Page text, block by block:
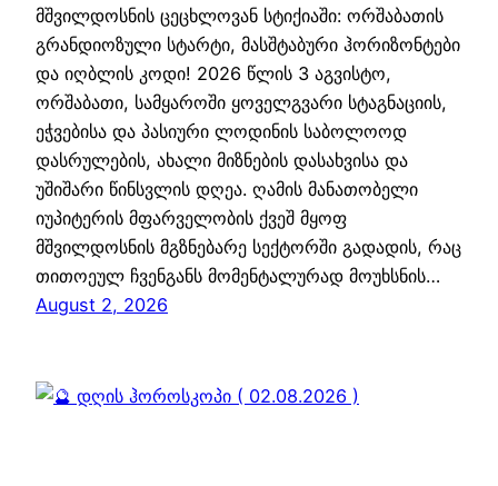
მშვილდოსნის ცეცხლოვან სტიქიაში: ორშაბათის
გრანდიოზული სტარტი, მასშტაბური ჰორიზონტები
და იღბლის კოდი! 2026 წლის 3 აგვისტო,
ორშაბათი, სამყაროში ყოველგვარი სტაგნაციის,
ეჭვებისა და პასიური ლოდინის საბოლოოდ
დასრულების, ახალი მიზნების დასახვისა და
უშიშარი წინსვლის დღეა. ღამის მანათობელი
იუპიტერის მფარველობის ქვეშ მყოფ
მშვილდოსნის მგზნებარე სექტორში გადადის, რაც
თითოეულ ჩვენგანს მომენტალურად მოუხსნის…
August 2, 2026